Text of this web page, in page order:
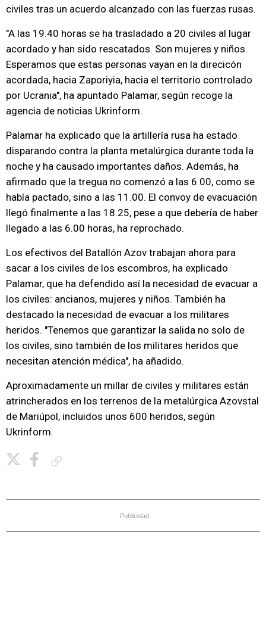
civiles tras un acuerdo alcanzado con las fuerzas rusas.
"A las 19.40 horas se ha trasladado a 20 civiles al lugar
acordado y han sido rescatados. Son mujeres y niños.
Esperamos que estas personas vayan en la direcicón
acordada, hacia Zaporiyia, hacia el territorio controlado
por Ucrania", ha apuntado Palamar, según recoge la
agencia de noticias Ukrinform.
Palamar ha explicado que la artillería rusa ha estado
disparando contra la planta metalúrgica durante toda la
noche y ha causado importantes daños. Además, ha
afirmado que la tregua no comenzó a las 6.00, como se
había pactado, sino a las 11.00. El convoy de evacuación
llegó finalmente a las 18.25, pese a que debería de haber
llegado a las 6.00 horas, ha reprochado.
Los efectivos del Batallón Azov trabajan ahora para
sacar a los civiles de los escombros, ha explicado
Palamar, que ha defendido así la necesidad de evacuar a
los civiles: ancianos, mujeres y niños. También ha
destacado la necesidad de evacuar a los militares
heridos. "Tenemos que garantizar la salida no solo de
los civiles, sino también de los militares heridos que
necesitan atención médica", ha añadido.
Aproximadamente un millar de civiles y militares están
atrincherados en los terrenos de la metalúrgica Azovstal
de Mariúpol, incluidos unos 600 heridos, según
Ukrinform.
Publicidad